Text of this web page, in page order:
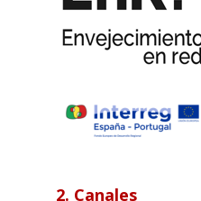
2. Canales